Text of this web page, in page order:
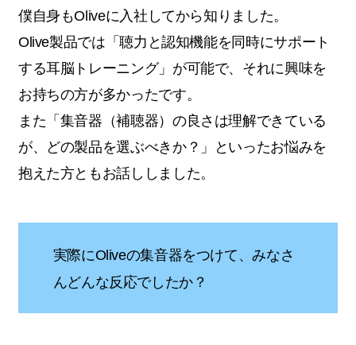
僕自身もOliveに入社してから知りました。
Olive製品では「聴力と認知機能を同時にサポート
する耳脳トレーニング」が可能で、それに興味を
お持ちの方が多かったです。
また「集音器（補聴器）の良さは理解できている
が、どの製品を選ぶべきか？」といったお悩みを
抱えた方ともお話ししました。
実際にOliveの集音器をつけて、みなさ
んどんな反応でしたか？